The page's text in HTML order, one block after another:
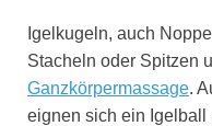
Igelkugeln, auch
Stacheln oder Spitzen
Ganzkörpermassage.
eignen sich ein Igelball